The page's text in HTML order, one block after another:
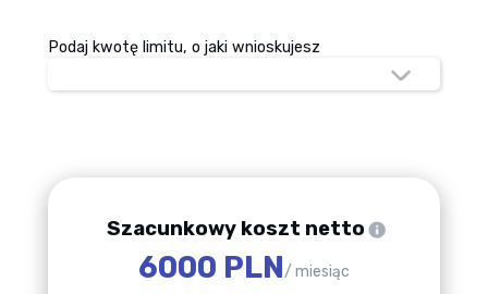
Podaj kwotę limitu, o jaki wnioskujesz
Szacunkowy koszt netto
6000 PLN/ miesiąc